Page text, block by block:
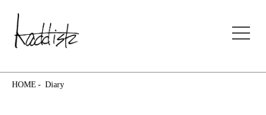
kaddish development store
HOME Diary